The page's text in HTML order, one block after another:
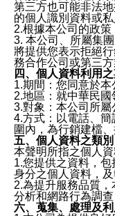
第三方也可能非法
的個人識別資料或
2.根據本公司的政策
3. 本公司、所屬集
將提供您表示拒絕
務合作公司或第三
四、個人資料利用
1.期間：您同意於
2.地區：就中華民國
3.對象：本公司所屬
4.方式：以電話、
圍內，為行銷建檔
五、個人資料之類別
本聲明所指之個人
1.您提供之資料，
身分之個人資料，
2.為提升服務品質
分析和網路行為調
六、蒐集、處理及